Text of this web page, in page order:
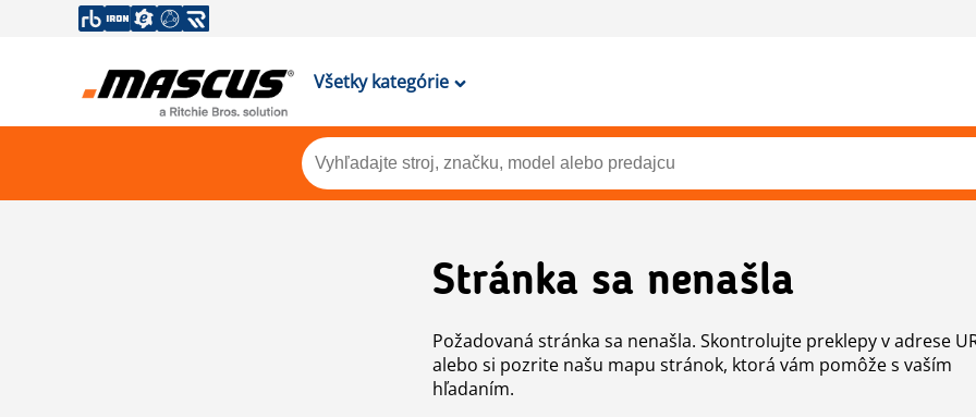
Všetky kategórie
Stránka sa nenašla
Požadovaná stránka sa nenašla. Skontrolujte preklepy v adrese
alebo si pozrite našu mapu stránok, ktorá vám pomôže s vaším
hľadaním.